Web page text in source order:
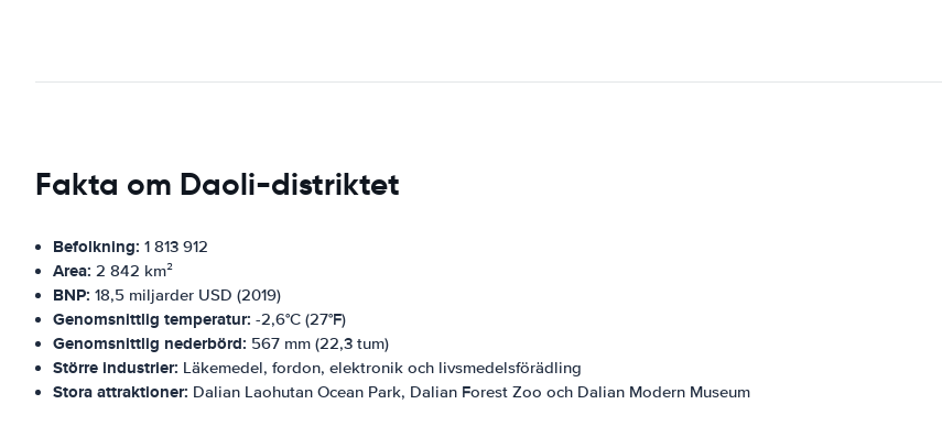
Fakta om Daoli-distriktet
Befolkning: 1 813 912
Area: 2 842 km²
BNP: 18,5 miljarder USD (2019)
Genomsnittlig temperatur: -2,6°C (27°F)
Genomsnittlig nederbörd: 567 mm (22,3 tum)
Större industrier: Läkemedel, fordon, elektronik och livsmedelsförädling
Stora attraktioner: Dalian Laohutan Ocean Park, Dalian Forest Zoo och Dalian Modern Museum